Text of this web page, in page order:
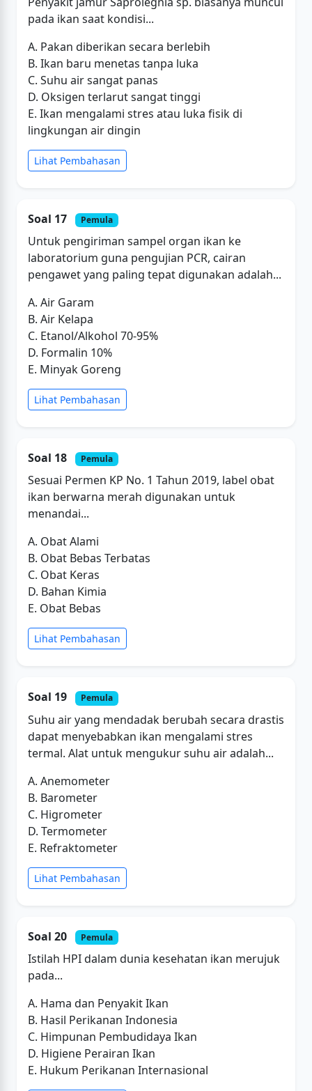
pada ikan saat kondisi...
A. Pakan diberikan secara berlebih
B. Ikan baru menetas tanpa luka
C. Suhu air sangat panas
D. Oksigen terlarut sangat tinggi
E. Ikan mengalami stres atau luka fisik di
lingkungan air dingin
Lihat Pembahasan
Soal 17 Pemula
Untuk pengiriman sampel organ ikan ke
laboratorium guna pengujian PCR, cairan
pengawet yang paling tepat digunakan adalah...
A. Air Garam
B. Air Kelapa
C. Etanol/Alkohol 70-95%
D. Formalin 10%
E. Minyak Goreng
Lihat Pembahasan
Soal 18 Pemula
Sesuai Permen KP No. 1 Tahun 2019, label obat
ikan berwarna merah digunakan untuk
menandai...
A. Obat Alami
B. Obat Bebas Terbatas
C. Obat Keras
D. Bahan Kimia
E. Obat Bebas
Lihat Pembahasan
Soal 19 Pemula
Suhu air yang mendadak berubah secara drastis
dapat menyebabkan ikan mengalami stres
termal. Alat untuk mengukur suhu air adalah...
A. Anemometer
B. Barometer
C. Higrometer
D. Termometer
E. Refraktometer
Lihat Pembahasan
Soal 20 Pemula
Istilah HPI dalam dunia kesehatan ikan merujuk
pada...
A. Hama dan Penyakit Ikan
B. Hasil Perikanan Indonesia
C. Himpunan Pembudidaya Ikan
D. Higiene Perairan Ikan
E. Hukum Perikanan Internasional